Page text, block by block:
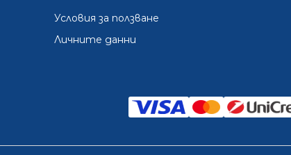
Условия за ползване
Личните данни